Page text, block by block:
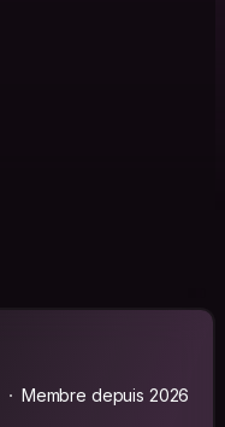
Membre depuis 2026